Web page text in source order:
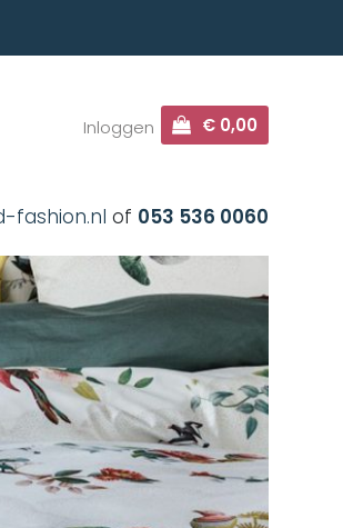
Inloggen € 0,00
fashion.nl of 053 536 0060